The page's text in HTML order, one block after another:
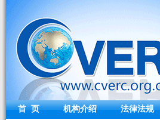
首 页 机构介绍 法律法规